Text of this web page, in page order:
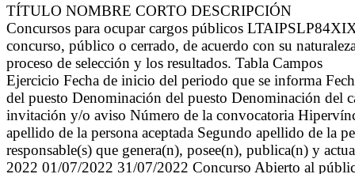
TÍTULO NOMBRE CORTO DESCRIPCIÓN
Concursos para ocupar cargos públicos
concurso, público o cerrado, de acuerdo con su
proceso de selección y los resultados. Tabla Campos
Ejercicio Fecha de inicio del periodo que se informa
del puesto Denominación del puesto Denominación del
invitación y/o aviso Número de la convocatoria
apellido de la persona aceptada Segundo apellido de la
responsable(s) que genera(n), posee(n), publica(n) y
2022 01/07/2022 31/07/2022 Concurso Abierto al